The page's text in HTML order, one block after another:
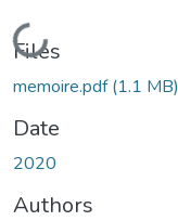
Loading...
Files
memoire.pdf(1.1 MB)
Date
2020
Authors